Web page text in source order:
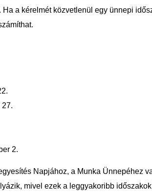
a kérelmét közvetlenül egy ünnepi
27.
2.
Napjához, a Munka Ünnepéhez
mivel ezek a leggyakoribb